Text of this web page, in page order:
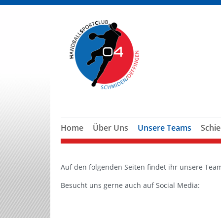
Home Über Uns Unsere Teams
Auf den folgenden Seiten findet ihr unsere
Besucht uns gerne auch auf Social Media: